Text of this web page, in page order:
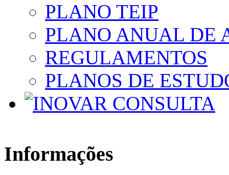
PLANO TEIP
PLANO ANUAL DE
REGULAMENTOS
PLANOS DE
Informações